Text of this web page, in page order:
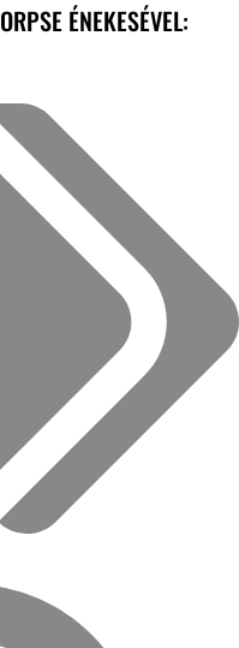
ÉNEKESÉVEL: